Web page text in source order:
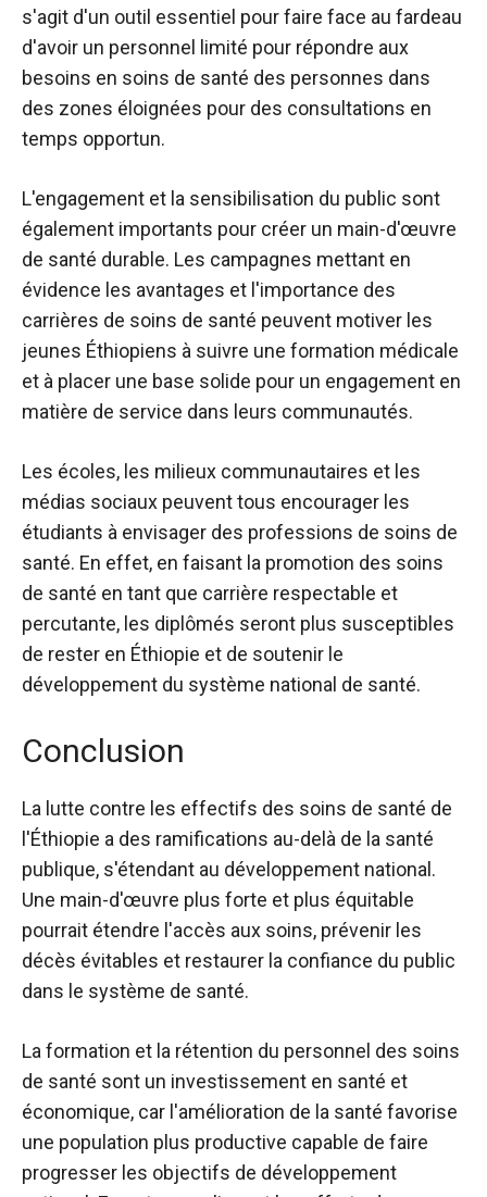
s'agit d'un outil essentiel pour faire face au fardeau
d'avoir un personnel limité pour répondre aux
besoins en soins de santé des personnes dans
des zones éloignées pour des consultations en
temps opportun.
L'engagement et la sensibilisation du public sont
également importants pour créer un main-d'œuvre
de santé durable. Les campagnes mettant en
évidence les avantages et l'importance des
carrières de soins de santé peuvent motiver les
jeunes Éthiopiens à suivre une formation médicale
et à placer une base solide pour un engagement en
matière de service dans leurs communautés.
Les écoles, les milieux communautaires et les
médias sociaux peuvent tous encourager les
étudiants à envisager des professions de soins de
santé. En effet, en faisant la promotion des soins
de santé en tant que carrière respectable et
percutante, les diplômés seront plus susceptibles
de rester en Éthiopie et de soutenir le
développement du système national de santé.
Conclusion
La lutte contre les effectifs des soins de santé de
l'Éthiopie a des ramifications au-delà de la santé
publique, s'étendant au développement national.
Une main-d'œuvre plus forte et plus équitable
pourrait étendre l'accès aux soins, prévenir les
décès évitables et restaurer la confiance du public
dans le système de santé.
La formation et la rétention du personnel des soins
de santé sont un investissement en santé et
économique, car l'amélioration de la santé favorise
une population plus productive capable de faire
progresser les objectifs de développement